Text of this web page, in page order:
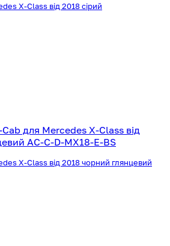
X-Class від 2018 сірий
X-Class від 2018 чорний глянцевий